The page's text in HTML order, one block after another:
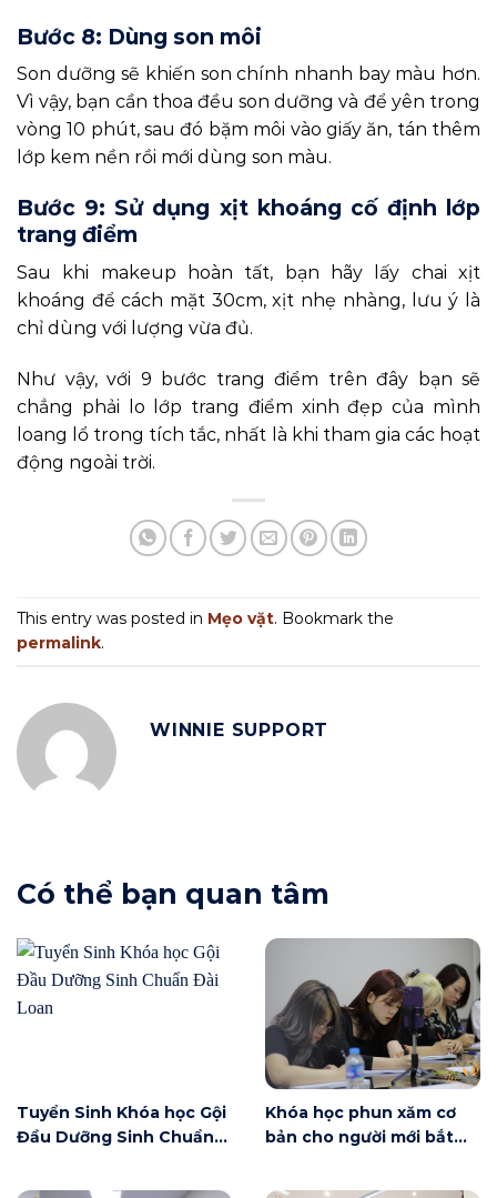
Bước 8: Dùng son môi
Son dưỡng sẽ khiến son chính nhanh bay màu hơn.
Vì vậy, bạn cần thoa đều son dưỡng và để yên trong
vòng 10 phút, sau đó bặm môi vào giấy ăn, tán thêm
lớp kem nền rồi mới dùng son màu.
Bước 9: Sử dụng xịt khoáng cố định lớp
trang điểm
Sau khi makeup hoàn tất, bạn hãy lấy chai xịt
khoáng để cách mặt 30cm, xịt nhẹ nhàng, lưu ý là
chỉ dùng với lượng vừa đủ.
Như vậy, với 9 bước trang điểm trên đây bạn sẽ
chẳng phải lo lớp trang điểm xinh đẹp của mình
loang lổ trong tích tắc, nhất là khi tham gia các hoạt
động ngoài trời.
This entry was posted in Mẹo vặt. Bookmark the
permalink.
WINNIE SUPPORT
Có thể bạn quan tâm
Tuyển Sinh Khóa học Gội
Đầu Dưỡng Sinh Chuẩn
Khóa học phun xăm cơ
bản cho người mới bắt
có gì?